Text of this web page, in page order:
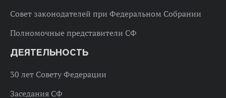
Совет законодателей при Федеральном Собрании
Полномочные представители СФ
ДЕЯТЕЛЬНОСТЬ
30 лет Совету Федерации
Заседания СФ